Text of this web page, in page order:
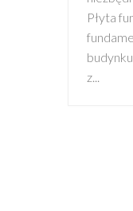
Płyta
z...